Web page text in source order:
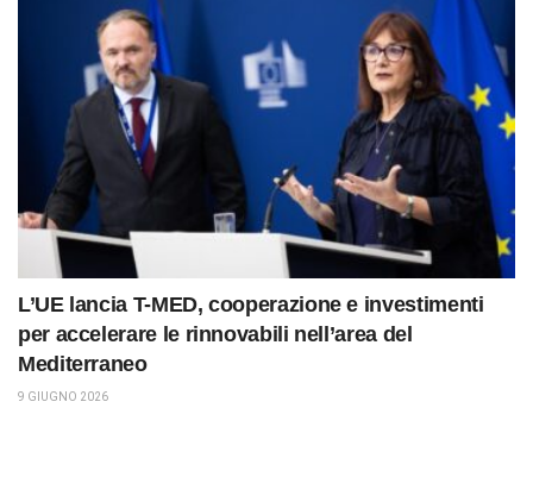
L’UE lancia T-MED, cooperazione e investimenti
per accelerare le rinnovabili nell’area del
Mediterraneo
9 GIUGNO 2026